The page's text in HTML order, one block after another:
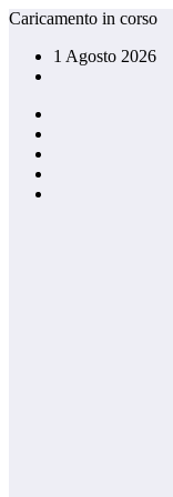
Vai
contenuto
Caricamento in corso
1 Agosto 2026